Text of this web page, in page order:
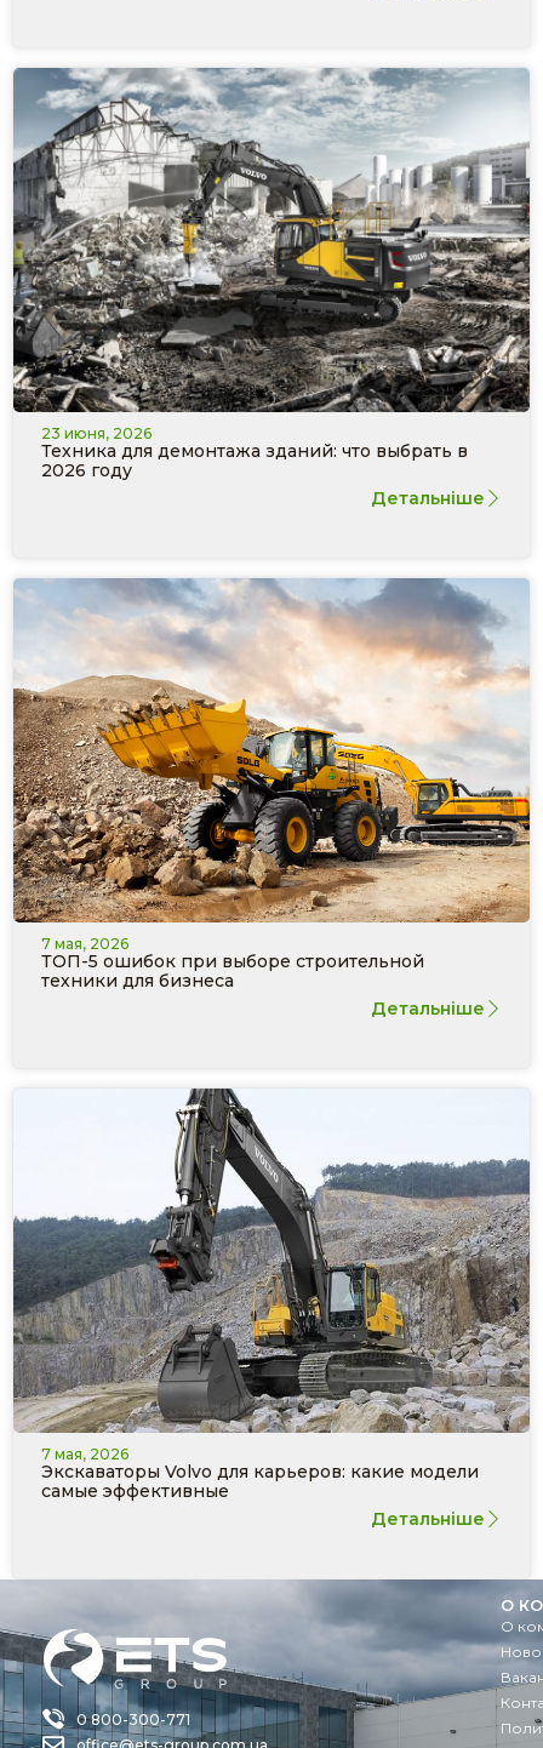
23 июня, 2026
Техника для демонтажа зданий: что выбрать в
2026 году
Детальніше
7 мая, 2026
ТОП-5 ошибок при выборе строительной
техники для бизнеса
Детальніше
7 мая, 2026
Экскаваторы Volvo для карьеров: какие модели
самые эффективные
Детальніше
0 800-300-771
О
О